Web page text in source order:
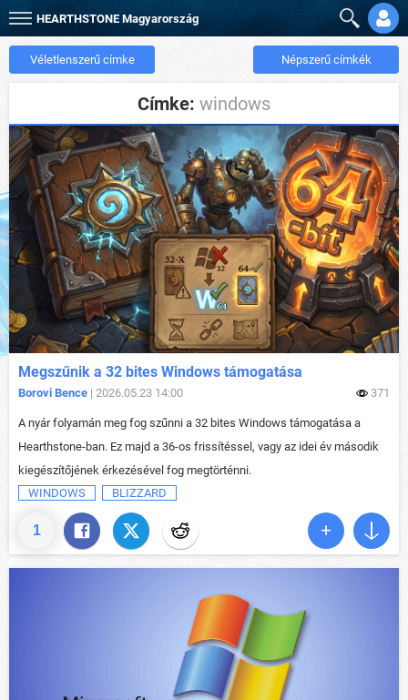
HEARTHSTONE Magyarország
Véletlenszerű címke Népszerű címkék
Címke: windows
1
Megszűnik a 32 bites Windows támogatása
Borovi Bence | 2026.05.23 14:00 371
A nyár folyamán meg fog szűnni a 32 bites Windows támogatása a
Hearthstone-ban. Ez majd a 36-os frissítéssel, vagy az idei év második
kiegészítőjének érkezésével fog megtörténni.
WINDOWS
BLIZZARD